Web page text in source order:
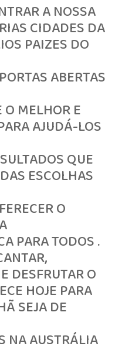
A NOSSA
CIDADES DA
PAIZES DO
ABERTAS
MELHOR E
AJUDÁ-LOS
QUE
ESCOLHAS
O
PARA TODOS .
DESFRUTAR O
HOJE PARA
SEJA DE
NA AUSTRÁLIA